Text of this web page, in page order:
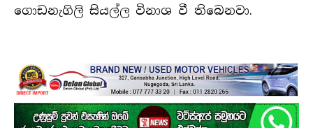
ගොඩනැගිලි සියල්ල විනාශ වී තිබෙනවා.